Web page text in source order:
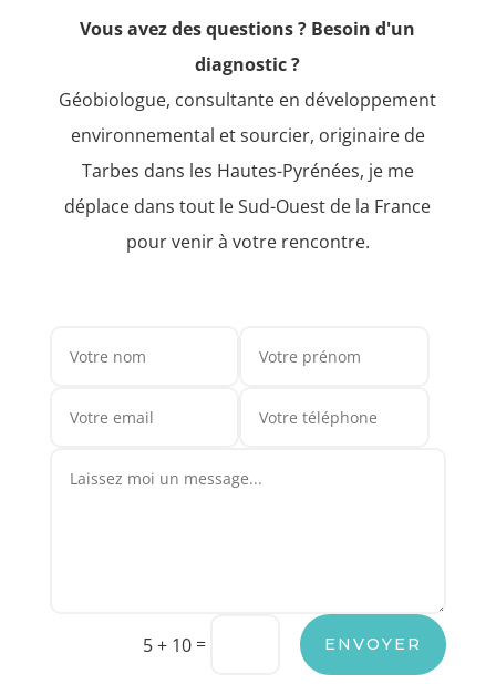
Vous avez des questions ? Besoin d'un
diagnostic ?
Géobiologue, consultante en développement
environnemental et sourcier, originaire de
Tarbes dans les Hautes-Pyrénées, je me
déplace dans tout le Sud-Ouest de la France
pour venir à votre rencontre.
5 + 10 = ENVOYER